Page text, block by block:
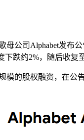
母公司Alphabet发布
下跌约2%，随后收复
模的股权融资，在公